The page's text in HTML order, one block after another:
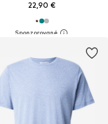
22,90 €